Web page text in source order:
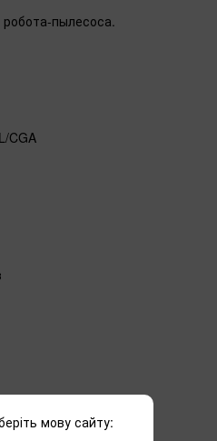
пылесоса.
CGA
мову сайту: